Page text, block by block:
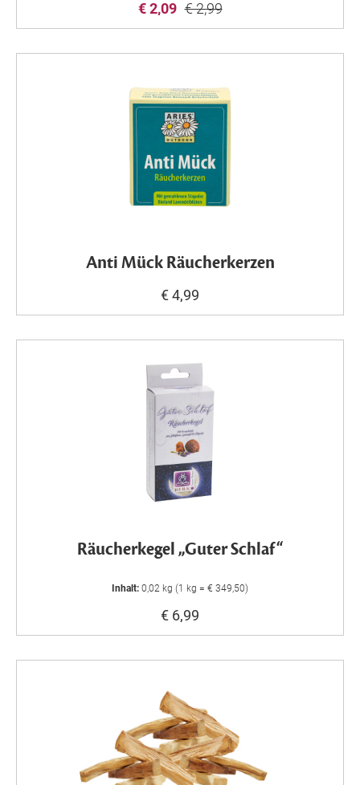
€ 2,09 € 2,99
Anti Mück Räucherkerzen
€ 4,99
Räucherkegel „Guter Schlaf“
Inhalt: 0,02 kg (1 kg = € 349,50)
€ 6,99